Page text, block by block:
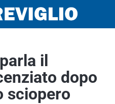
il
dopo
sciopero